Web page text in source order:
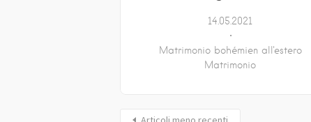
14.05.2021
Matrimonio bohémien all'estero
Matrimonio